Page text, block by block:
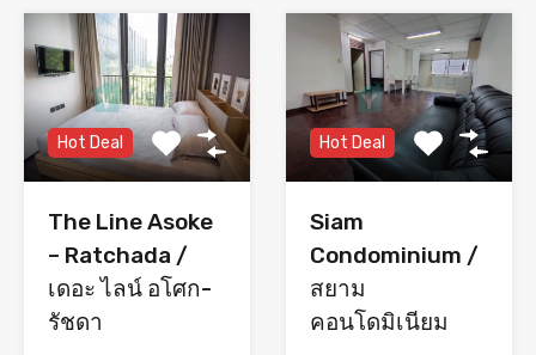
Hot Deal
The Line Asoke
– Ratchada /
เดอะ ไลน์ อโศก-
รัชดา
Hot Deal
Siam
Condominium /
สยาม
คอนโดมิเนียม